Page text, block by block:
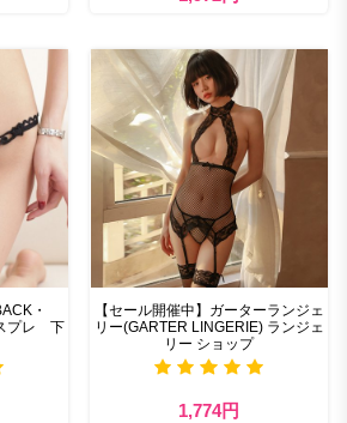
・
プレ 下
【セール開催中】ガーターランジェ
リー(GARTER LINGERIE) ランジェ
リー ショップ
1,774円